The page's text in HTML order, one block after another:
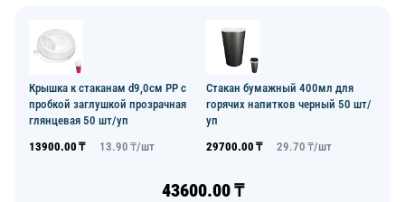
Крышка к стаканам d9,0см PP с
пробкой заглушкой прозрачная
глянцевая 50 шт/уп
13900.00 ₸ 13.90 ₸/шт
Стакан бумажный 400мл для
горячих напитков черный 50 шт/
уп
29700.00 ₸ 29.70 ₸/шт
43600.00₸